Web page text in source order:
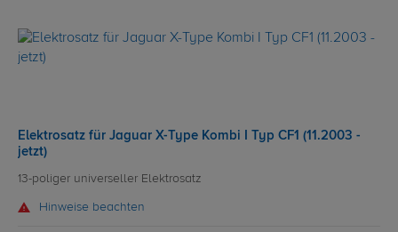
Elektrosatz für Jaguar X-Type Kombi I Typ CF1 (11.2003 -
jetzt)
13-poliger universeller Elektrosatz
Hinweise beachten